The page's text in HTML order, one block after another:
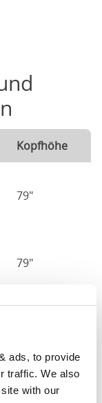
ads, to provide
traffic. We also
with our
Kopfhöhe
79"
79"
79"